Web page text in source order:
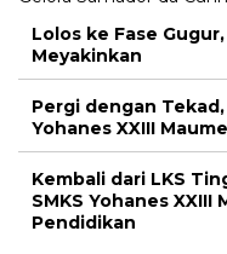
Lolos ke Fase
Meyakinkan
Pergi dengan
Yohanes XXIII
Kembali dari LKS
SMKS Yohanes
Pendidikan